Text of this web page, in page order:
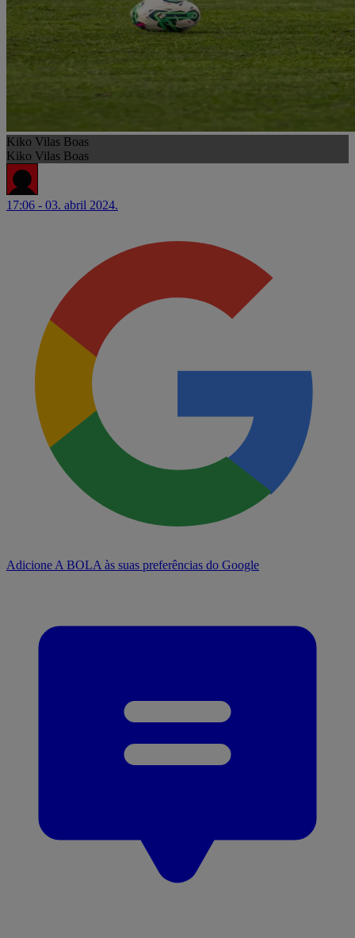
Kiko Vilas Boas
Kiko Vilas Boas
17:06 - 03. abril 2024.
Adicione A BOLA às suas preferências do Google